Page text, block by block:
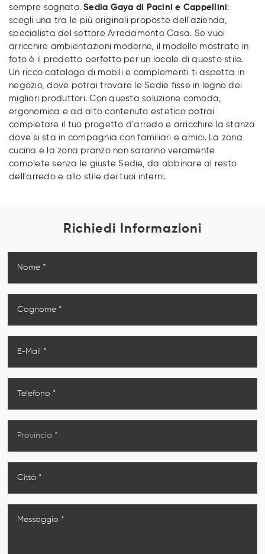
sempre sognato. Sedia Gaya di Pacini e Cappellini :
scegli una tra le più originali proposte dell'azienda,
specialista del settore Arredamento Casa. Se vuoi
arricchire ambientazioni moderne, il modello mostrato in
foto è il prodotto perfetto per un locale di questo stile.
Un ricco catalogo di mobili e complementi ti aspetta in
negozio, dove potrai trovare le Sedie fisse in legno dei
migliori produttori. Con questa soluzione comoda,
ergonomica e ad alto contenuto estetico potrai
completare il tuo progetto d'arredo e arricchire la stanza
dove si sta in compagnia con familiari e amici. La zona
cucina e la zona pranzo non saranno veramente
complete senza le giuste Sedie, da abbinare al resto
dell'arredo e allo stile dei tuoi interni.
Richiedi Informazioni